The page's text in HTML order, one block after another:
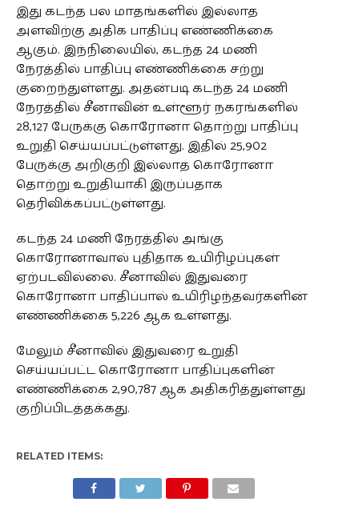
இது கடந்த பல மாதங்களில் இல்லாத
அளவிற்கு அதிக பாதிப்பு எண்ணிக்கை
ஆகும். இந்நிலையில், கடந்த 24 மணி
நேரத்தில் பாதிப்பு எண்ணிக்கை சற்று
குறைந்துள்ளது. அதன்படி கடந்த 24 மணி
நேரத்தில் சீனாவின் உள்ளூர் நகரங்களில்
28,127 பேருக்கு கொரோனா தொற்று பாதிப்பு
உறுதி செய்யப்பட்டுள்ளது. இதில் 25,902
பேருக்கு அறிகுறி இல்லாத கொரோனா
தொற்று உறுதியாகி இருப்பதாக
தெரிவிக்கப்பட்டுள்ளது.
கடந்த 24 மணி நேரத்தில் அங்கு
கொரோனாவால் புதிதாக உயிரிழப்புகள்
ஏற்படவில்லை. சீனாவில் இதுவரை
கொரோனா பாதிப்பால் உயிரிழந்தவர்களின்
எண்ணிக்கை 5,226 ஆக உள்ளது.
மேலும் சீனாவில் இதுவரை உறுதி
செய்யப்பட்ட கொரோனா பாதிப்புகளின்
எண்ணிக்கை 2,90,787 ஆக அதிகரித்துள்ளது
குறிப்பிடத்தக்கது.
RELATED ITEMS: